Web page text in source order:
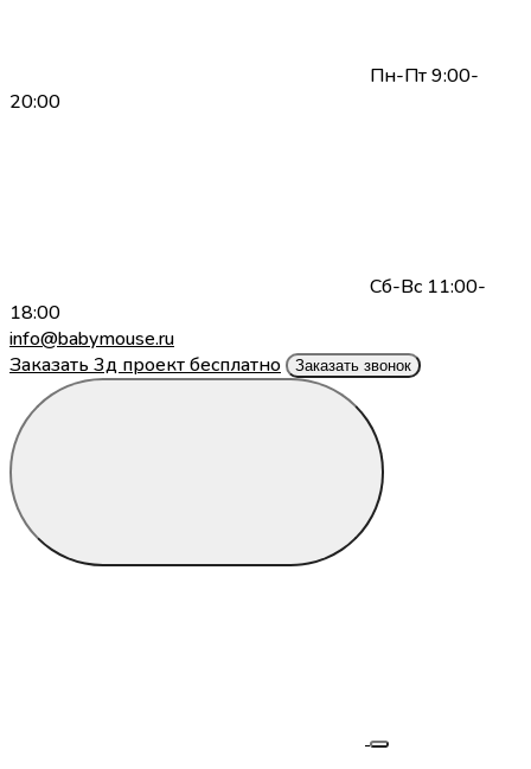
Пн-Пт 9:00-
20:00
Сб-Вс 11:00-
18:00
info@babymouse.ru
Заказать 3д проект бесплатно
Заказать звонок